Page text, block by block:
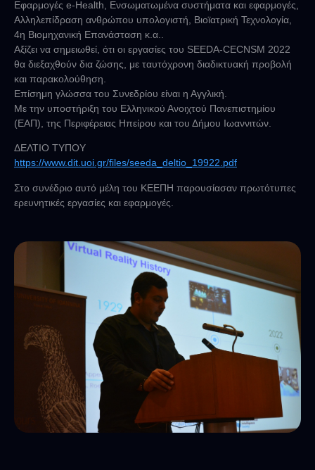
Εφαρμογές e-Health, Ενσωματωμένα συστήματα και εφαρμογές,
Αλληλεπίδραση ανθρώπου υπολογιστή, Βιοϊατρική Τεχνολογία,
4η Βιομηχανική Επανάσταση κ.α..
Αξίζει να σημειωθεί, ότι οι εργασίες του SEEDA-CECNSM 2022
θα διεξαχθούν δια ζώσης, με ταυτόχρονη διαδικτυακή προβολή
και παρακολούθηση.
Επίσημη γλώσσα του Συνεδρίου είναι η Αγγλική.
Με την υποστήριξη του Ελληνικού Ανοιχτού Πανεπιστημίου
(ΕΑΠ), της Περιφέρειας Ηπείρου και του Δήμου Ιωαννιτών.
ΔΕΛΤΙΟ ΤΥΠΟΥ
https://www.dit.uoi.gr/files/seeda_deltio_19922.pdf
Στο συνέδριο αυτό μέλη του ΚΕΕΠΗ παρουσίασαν πρωτότυπες
ερευνητικές εργασίες και εφαρμογές.